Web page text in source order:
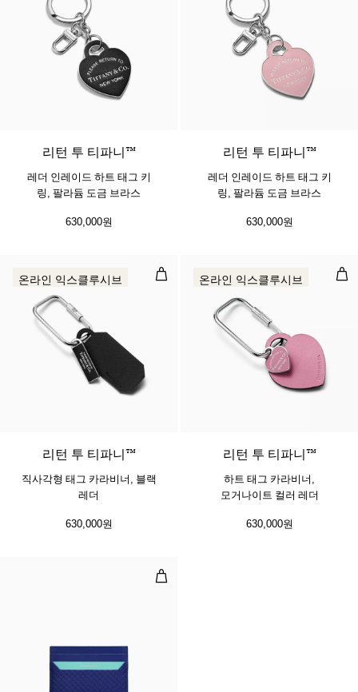
리턴 투 티파니™
레더 인레이드 하트 태그 키
링, 팔라듐 도금 브라스
630,000원
리턴 투 티파니™
레더 인레이드 하트 태그 키
링, 팔라듐 도금 브라스
630,000원
직사각형 태그 카라비너, 블랙 레더
온라인 익스클루시브
리턴 투 티파니™
직사각형 태그 카라비너, 블랙
레더
630,000원
하
온라인 익스클루시브
리턴 투 티파니™
하트 태그 카라비너,
모거나이트 컬러 레더
630,000원
스퀘어 카드 케이스, 비비드 탄자나